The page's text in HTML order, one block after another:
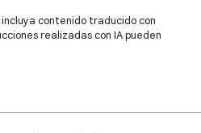
contenido traducido con
realizadas con IA pueden